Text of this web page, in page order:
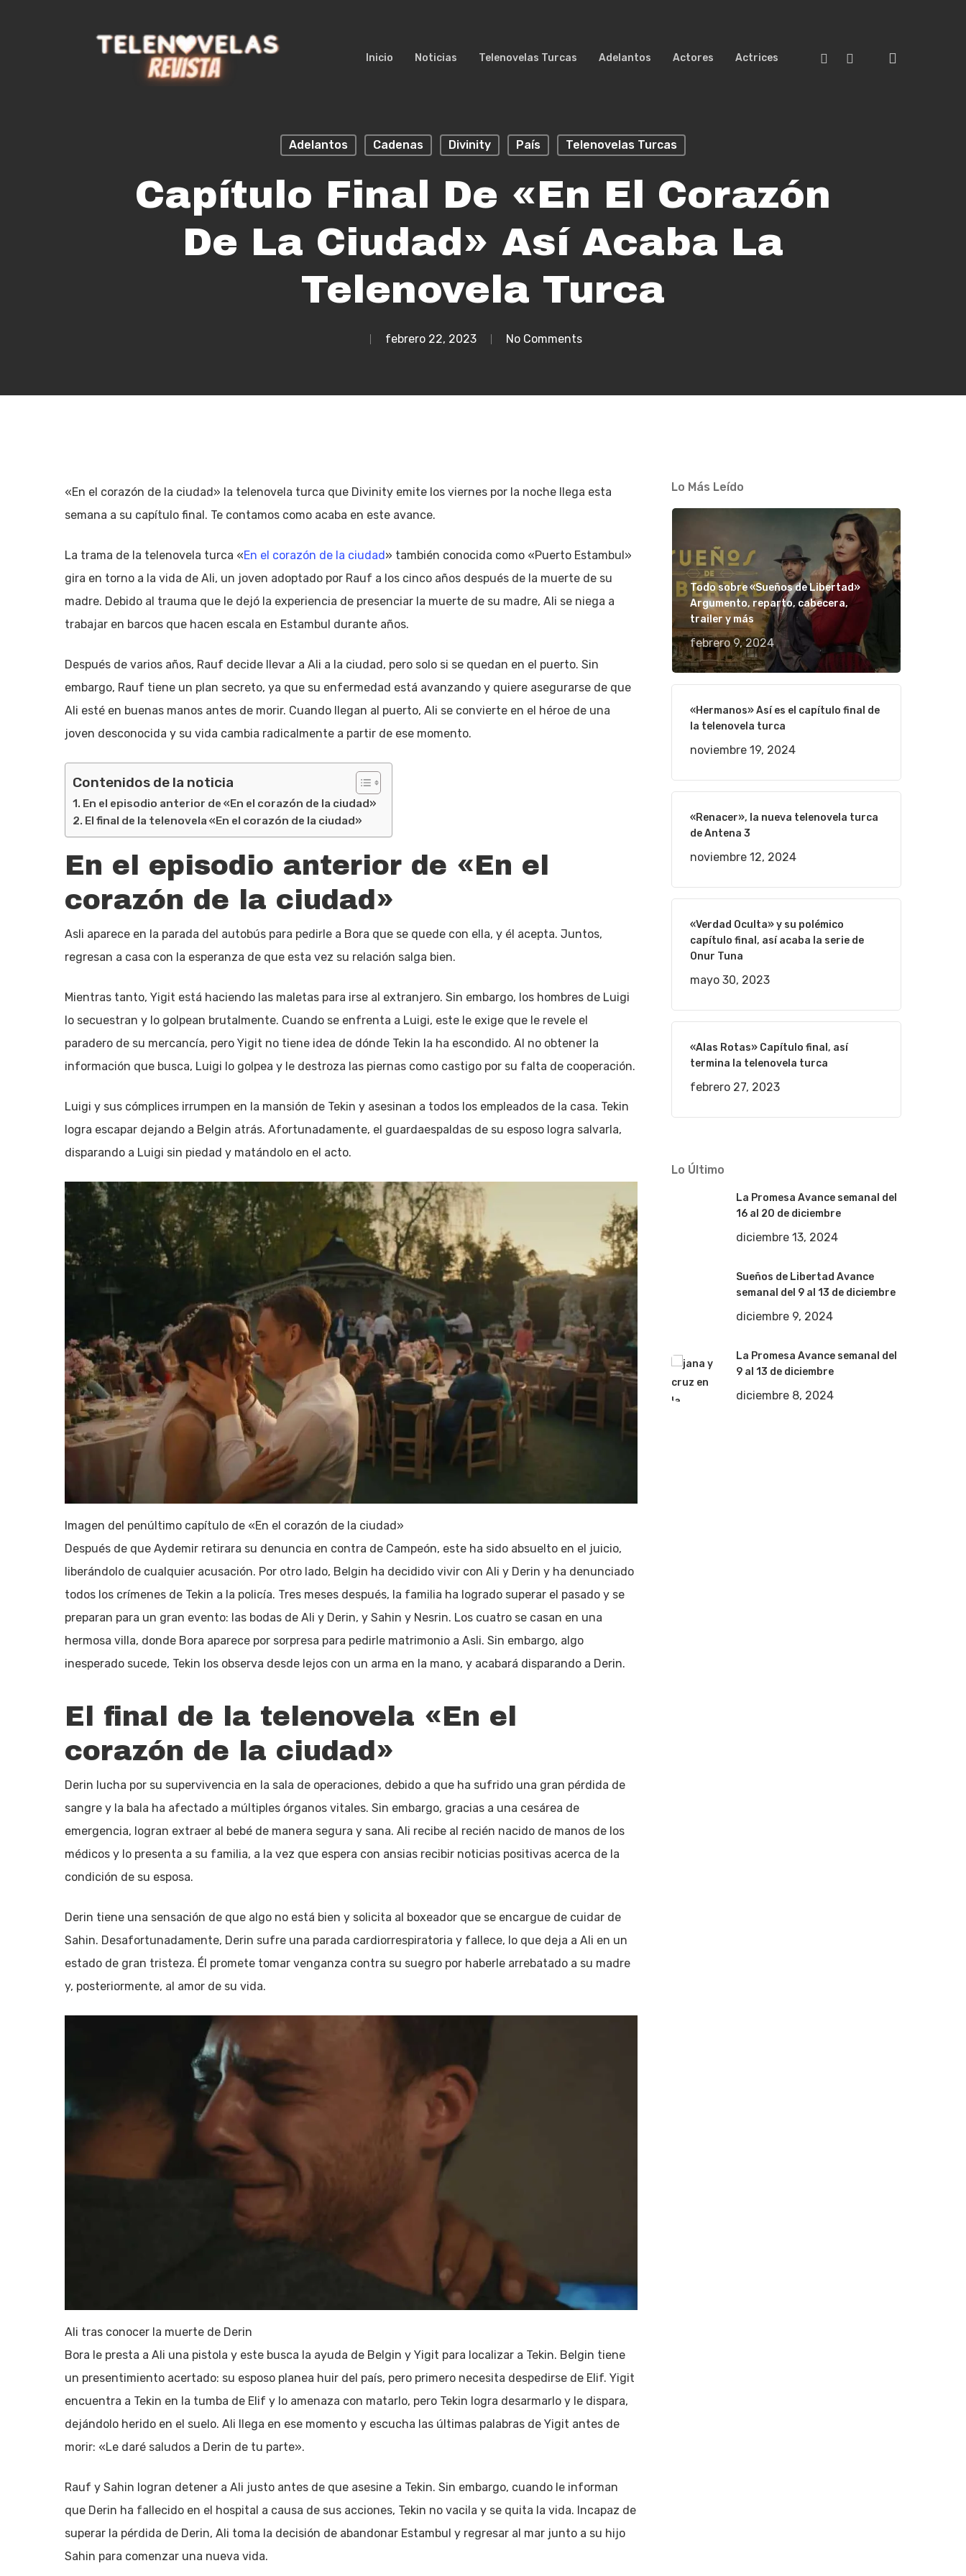
Pulsa enter para Buscar o la X para cerrar
Inicio Noticias Telenovelas Turcas Adelantos Actores Actrices FacebookYoutube
Adelantos Cadenas Divinity País Telenovelas Turcas
Capítulo Final De «En El Corazón
De La Ciudad» Así Acaba La
Telenovela Turca
febrero 22, 2023 No Comments
«En el corazón de la ciudad» la telenovela turca que Divinity emite los viernes por la noche llega esta
semana a su capítulo final. Te contamos como acaba en este avance.
La trama de la telenovela turca «En el corazón de la ciudad» también conocida como «Puerto Estambul»
gira en torno a la vida de Ali, un joven adoptado por Rauf a los cinco años después de la muerte de su
madre. Debido al trauma que le dejó la experiencia de presenciar la muerte de su madre, Ali se niega a
trabajar en barcos que hacen escala en Estambul durante años.
Después de varios años, Rauf decide llevar a Ali a la ciudad, pero solo si se quedan en el puerto. Sin
embargo, Rauf tiene un plan secreto, ya que su enfermedad está avanzando y quiere asegurarse de que
Ali esté en buenas manos antes de morir. Cuando llegan al puerto, Ali se convierte en el héroe de una
joven desconocida y su vida cambia radicalmente a partir de ese momento.
Contenidos de la noticia
En el episodio anterior de «En el corazón de la ciudad»
El final de la telenovela «En el corazón de la ciudad»
En el episodio anterior de «En el
corazón de la ciudad»
Asli aparece en la parada del autobús para pedirle a Bora que se quede con ella, y él acepta. Juntos,
regresan a casa con la esperanza de que esta vez su relación salga bien.
Mientras tanto, Yigit está haciendo las maletas para irse al extranjero. Sin embargo, los hombres de Luigi
lo secuestran y lo golpean brutalmente. Cuando se enfrenta a Luigi, este le exige que le revele el
paradero de su mercancía, pero Yigit no tiene idea de dónde Tekin la ha escondido. Al no obtener la
información que busca, Luigi lo golpea y le destroza las piernas como castigo por su falta de cooperación.
Luigi y sus cómplices irrumpen en la mansión de Tekin y asesinan a todos los empleados de la casa. Tekin
logra escapar dejando a Belgin atrás. Afortunadamente, el guardaespaldas de su esposo logra salvarla,
disparando a Luigi sin piedad y matándolo en el acto.
Imagen del penúltimo capítulo de «En el corazón de la ciudad»
Después de que Aydemir retirara su denuncia en contra de Campeón, este ha sido absuelto en el juicio,
liberándolo de cualquier acusación. Por otro lado, Belgin ha decidido vivir con Ali y Derin y ha denunciado
todos los crímenes de Tekin a la policía. Tres meses después, la familia ha logrado superar el pasado y se
preparan para un gran evento: las bodas de Ali y Derin, y Sahin y Nesrin. Los cuatro se casan en una
hermosa villa, donde Bora aparece por sorpresa para pedirle matrimonio a Asli. Sin embargo, algo
inesperado sucede, Tekin los observa desde lejos con un arma en la mano, y acabará disparando a Derin.
El final de la telenovela «En el
corazón de la ciudad»
Derin lucha por su supervivencia en la sala de operaciones, debido a que ha sufrido una gran pérdida de
sangre y la bala ha afectado a múltiples órganos vitales. Sin embargo, gracias a una cesárea de
emergencia, logran extraer al bebé de manera segura y sana. Ali recibe al recién nacido de manos de los
médicos y lo presenta a su familia, a la vez que espera con ansias recibir noticias positivas acerca de la
condición de su esposa.
Derin tiene una sensación de que algo no está bien y solicita al boxeador que se encargue de cuidar de
Sahin. Desafortunadamente, Derin sufre una parada cardiorrespiratoria y fallece, lo que deja a Ali en un
estado de gran tristeza. Él promete tomar venganza contra su suegro por haberle arrebatado a su madre
y, posteriormente, al amor de su vida.
Ali tras conocer la muerte de Derin
Bora le presta a Ali una pistola y este busca la ayuda de Belgin y Yigit para localizar a Tekin. Belgin tiene
un presentimiento acertado: su esposo planea huir del país, pero primero necesita despedirse de Elif. Yigit
encuentra a Tekin en la tumba de Elif y lo amenaza con matarlo, pero Tekin logra desarmarlo y le dispara,
dejándolo herido en el suelo. Ali llega en ese momento y escucha las últimas palabras de Yigit antes de
morir: «Le daré saludos a Derin de tu parte».
Rauf y Sahin logran detener a Ali justo antes de que asesine a Tekin. Sin embargo, cuando le informan
que Derin ha fallecido en el hospital a causa de sus acciones, Tekin no vacila y se quita la vida. Incapaz de
superar la pérdida de Derin, Ali toma la decisión de abandonar Estambul y regresar al mar junto a su hijo
Sahin para comenzar una nueva vida.
Lo Más Leído
Todo sobre «Sueños de Libertad»
Argumento, reparto, cabecera,
trailer y más
febrero 9, 2024
«Hermanos» Así es el capítulo final de
la telenovela turca
noviembre 19, 2024
«Renacer», la nueva telenovela turca
de Antena 3
noviembre 12, 2024
«Verdad Oculta» y su polémico
capítulo final, así acaba la serie de
Onur Tuna
mayo 30, 2023
«Alas Rotas» Capítulo final, así
termina la telenovela turca
febrero 27, 2023
Lo Último
La Promesa Avance semanal del
16 al 20 de diciembre
diciembre 13, 2024
Sueños de Libertad Avance
semanal del 9 al 13 de diciembre
diciembre 9, 2024
La Promesa Avance semanal del
9 al 13 de diciembre
diciembre 8, 2024